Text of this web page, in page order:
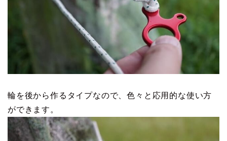
輪を後から作るタイプなので、色々と応用的な使い方
ができます。